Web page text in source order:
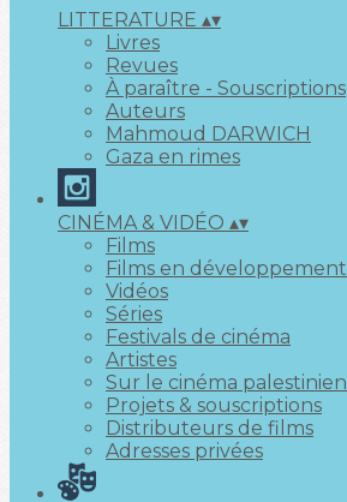
LITTERATURE ▴▾
Livres
Revues
À paraître - Souscriptions
Auteurs
Mahmoud DARWICH
Gaza en rimes
CINÉMA & VIDÉO ▴▾
Films
Films en développement
Vidéos
Séries
Festivals de cinéma
Artistes
Sur le cinéma palestinien
Projets & souscriptions
Distributeurs de films
Adresses privées